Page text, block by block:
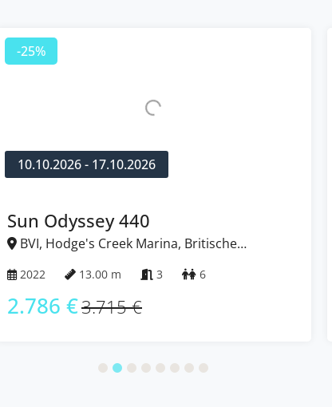
-25%
14.11.2026 - 21.11.2026
Oceanis 40.1
BVI, Hodge's Creek Marina, Britische
2023 12.87 m 3 8
2.614 €3.485 €